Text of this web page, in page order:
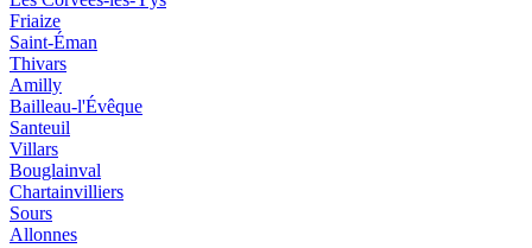
Friaize
Saint-Éman
Thivars
Amilly
Bailleau-l'Évêque
Santeuil
Villars
Bouglainval
Chartainvilliers
Sours
Allonnes